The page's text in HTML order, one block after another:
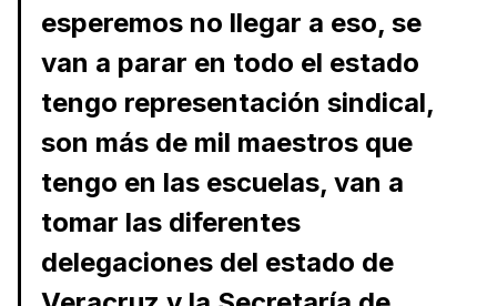
esperemos no llegar a eso, se
van a parar en todo el estado
tengo representación sindical,
son más de mil maestros que
tengo en las escuelas, van a
tomar las diferentes
delegaciones del estado de